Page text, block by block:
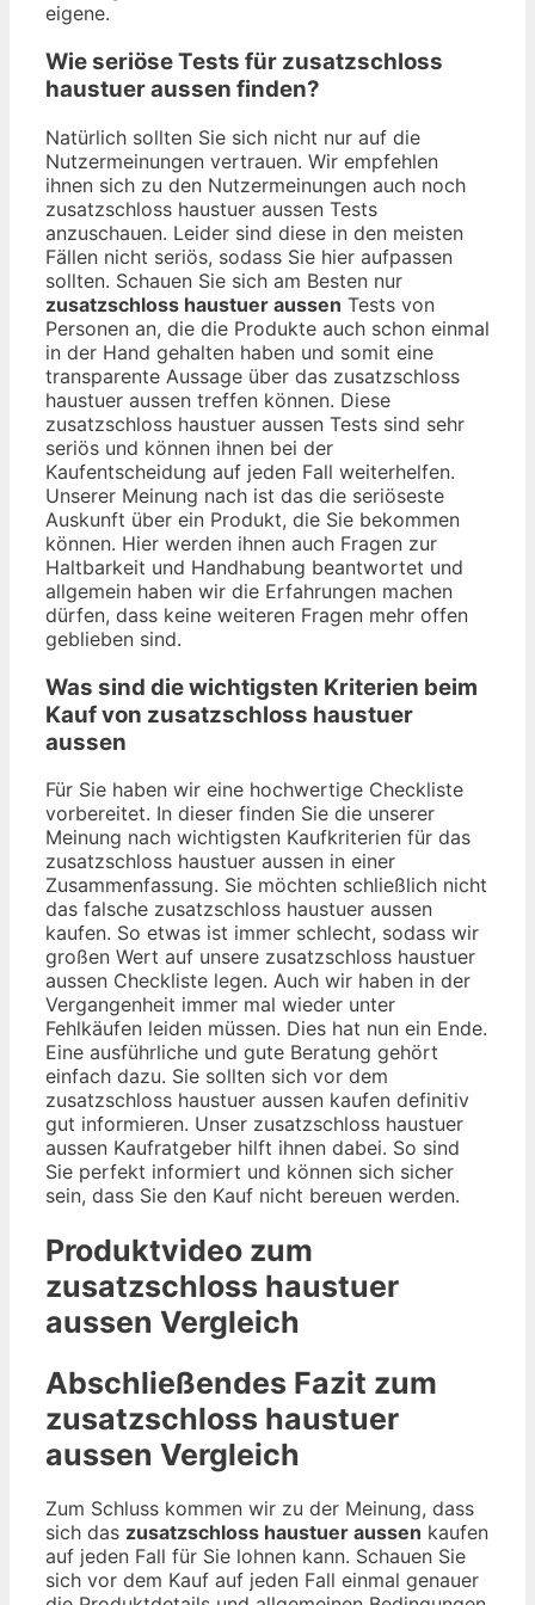
eigene.
Wie seriöse Tests für zusatzschloss
haustuer aussen finden?
Natürlich sollten Sie sich nicht nur auf die
Nutzermeinungen vertrauen. Wir empfehlen
ihnen sich zu den Nutzermeinungen auch noch
zusatzschloss haustuer aussen Tests
anzuschauen. Leider sind diese in den meisten
Fällen nicht seriös, sodass Sie hier aufpassen
sollten. Schauen Sie sich am Besten nur
zusatzschloss haustuer aussen Tests von
Personen an, die die Produkte auch schon einmal
in der Hand gehalten haben und somit eine
transparente Aussage über das zusatzschloss
haustuer aussen treffen können. Diese
zusatzschloss haustuer aussen Tests sind sehr
seriös und können ihnen bei der
Kaufentscheidung auf jeden Fall weiterhelfen.
Unserer Meinung nach ist das die seriöseste
Auskunft über ein Produkt, die Sie bekommen
können. Hier werden ihnen auch Fragen zur
Haltbarkeit und Handhabung beantwortet und
allgemein haben wir die Erfahrungen machen
dürfen, dass keine weiteren Fragen mehr offen
geblieben sind.
Was sind die wichtigsten Kriterien beim
Kauf von zusatzschloss haustuer
aussen
Für Sie haben wir eine hochwertige Checkliste
vorbereitet. In dieser finden Sie die unserer
Meinung nach wichtigsten Kaufkriterien für das
zusatzschloss haustuer aussen in einer
Zusammenfassung. Sie möchten schließlich nicht
das falsche zusatzschloss haustuer aussen
kaufen. So etwas ist immer schlecht, sodass wir
großen Wert auf unsere zusatzschloss haustuer
aussen Checkliste legen. Auch wir haben in der
Vergangenheit immer mal wieder unter
Fehlkäufen leiden müssen. Dies hat nun ein Ende.
Eine ausführliche und gute Beratung gehört
einfach dazu. Sie sollten sich vor dem
zusatzschloss haustuer aussen kaufen definitiv
gut informieren. Unser zusatzschloss haustuer
aussen Kaufratgeber hilft ihnen dabei. So sind
Sie perfekt informiert und können sich sicher
sein, dass Sie den Kauf nicht bereuen werden.
Produktvideo zum
zusatzschloss haustuer
aussen Vergleich
Abschließendes Fazit zum
zusatzschloss haustuer
aussen Vergleich
Zum Schluss kommen wir zu der Meinung, dass
sich das zusatzschloss haustuer aussen kaufen
auf jeden Fall für Sie lohnen kann. Schauen Sie
sich vor dem Kauf auf jeden Fall einmal genauer